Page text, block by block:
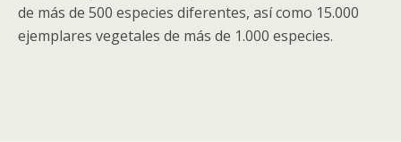
de más de 500 especies diferentes, así como 15.000
ejemplares vegetales de más de 1.000 especies.